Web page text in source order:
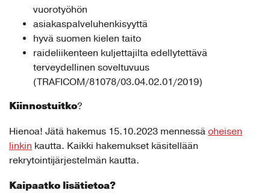
vuorotyöhön
asiakaspalveluhenkisyyttä
hyvä suomen kielen taito
raideliikenteen kuljettajilta edellytettävä
terveydellinen soveltuvuus
(TRAFICOM/81078/03.04.02.01/2019)
Kiinnostuitko?
Hienoa! Jätä hakemus 15.10.2023 mennessä oheisen
linkin kautta. Kaikki hakemukset käsitellään
rekrytointijärjestelmän kautta.
Kaipaatko lisätietoa?